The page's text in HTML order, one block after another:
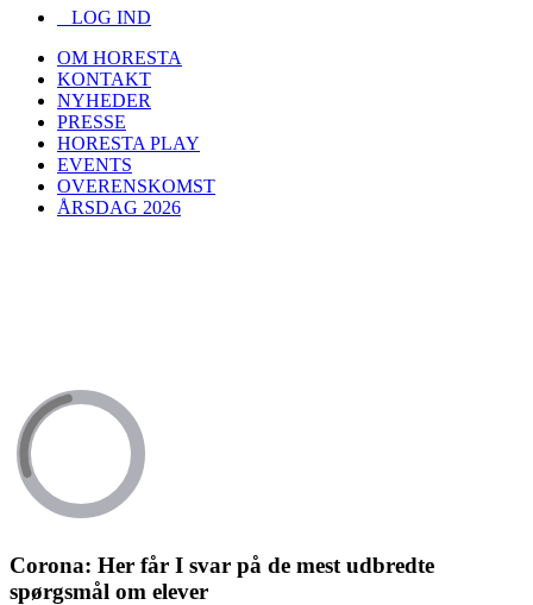
LOG IND
OM HORESTA
KONTAKT
NYHEDER
PRESSE
HORESTA PLAY
EVENTS
OVERENSKOMST
ÅRSDAG 2026
Corona: Her får I svar på de mest udbredte
spørgsmål om elever